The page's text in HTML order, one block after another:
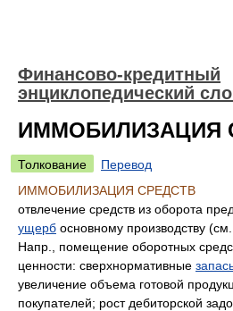
Финансово-кредитный
энциклопедический
ИММОБИЛИЗАЦИЯ
Толкование
Перевод
ИММОБИЛИЗАЦИЯ СРЕДСТВ
отвлечение средств из оборота
ущерб основному производству
Напр., помещение оборотных
ценности: сверхнормативные
увеличение объема готовой
покупателей; рост дебиторской